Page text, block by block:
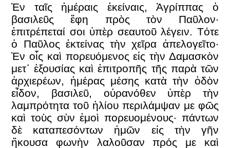
Ἐν ταῖς ἡμέραις ἐκείναις, Ἀγρίππας ὁ
βασιλεῦς ἔφη πρὸς τὸν Παῦλον·
ἐπιτρέπεταί σοι ὑπὲρ σεαυτοῦ λέγειν. Τότε
ὁ Παῦλος ἐκτείνας τὴν χεῖρα ἀπελογεῖτο·
Ἐν οἷς καὶ πορευόμενος εἰς τὴν Δαμασκὸν
μετ᾿ ἐξουσίας καὶ ἐπιτροπῆς τῆς παρὰ τῶν
ἀρχιερέων, ἡμέρας μέσης κατὰ τὴν ὁδὸν
εἶδον, βασιλεῦ, οὐρανόθεν ὑπὲρ τὴν
λαμπρότητα τοῦ ἡλίου περιλάμψαν με φῶς
καὶ τοὺς σὺν ἐμοὶ πορευομένους· πάντων
δὲ καταπεσόντων ἡμῶν εἰς τὴν γῆν
ἤκουσα φωνὴν λαλοῦσαν πρός με καὶ